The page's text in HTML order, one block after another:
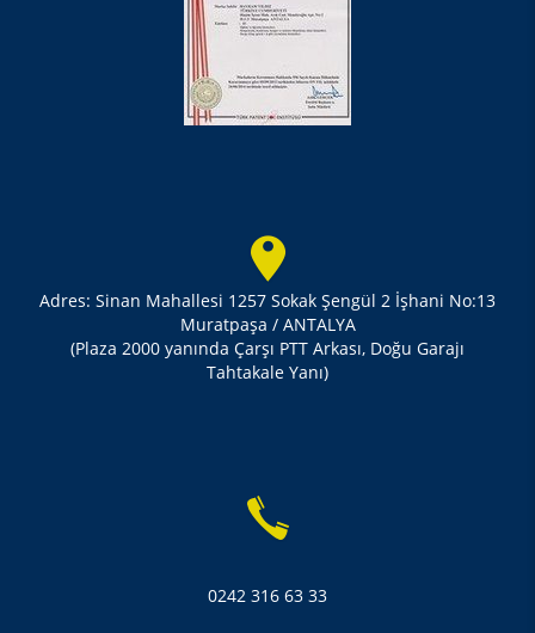
Adres: Sinan Mahallesi 1257 Sokak Şengül 2 İşhani No:13
Muratpaşa / ANTALYA
(Plaza 2000 yanında Çarşı PTT Arkası, Doğu Garajı
Tahtakale Yanı)
0242 316 63 33